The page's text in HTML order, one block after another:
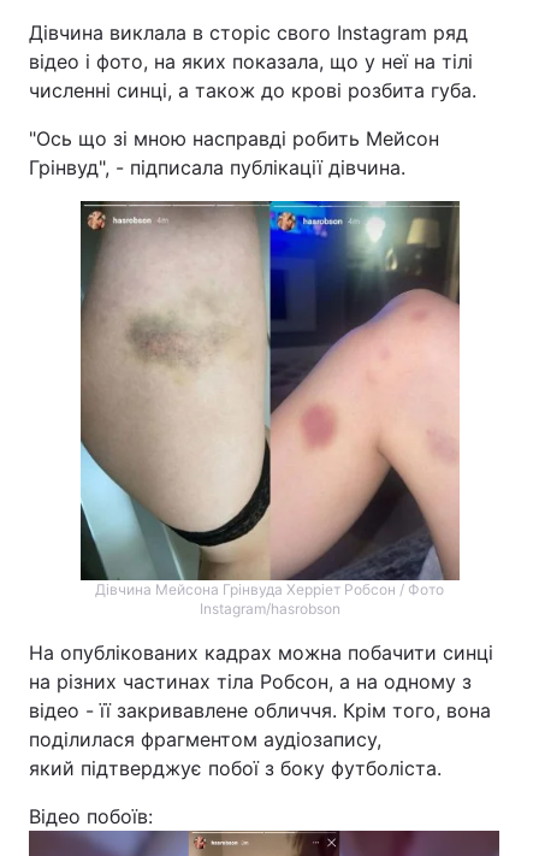
Дівчина виклала в сторіс свого Instagram ряд
відео і фото, на яких показала, що у неї на тілі
численні синці, а також до крові розбита губа.
"Ось що зі мною насправді робить Мейсон
Грінвуд", - підписала публікації дівчина.
Дівчина Мейсона Грінвуда Херріет Робсон / Фото
Instagram/hasrobson
На опублікованих кадрах можна побачити синці
на різних частинах тіла Робсон, а на одному з
відео - її закривавлене обличчя. Крім того, вона
поділилася фрагментом аудіозапису,
який підтверджує побої з боку футболіста.
Відео побоїв: